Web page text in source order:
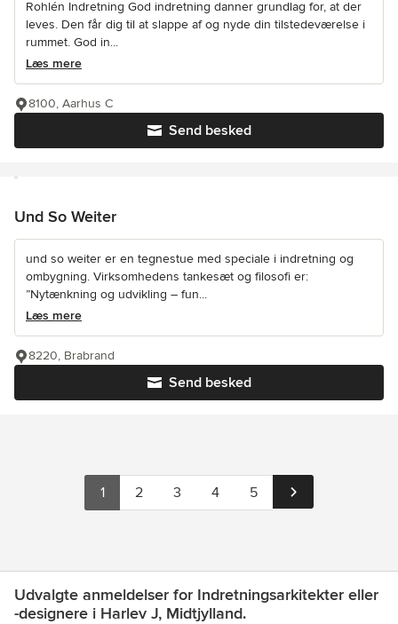
Rohlén Indretning God indretning danner grundlag for, at der
leves. Den får dig til at slappe af og nyde din tilstedeværelse i
rummet. God in...
Læs mere
Send besked
8100, Aarhus C
Und So Weiter
und so weiter er en tegnestue med speciale i indretning og
ombygning. Virksomhedens tankesæt og filosofi er:
”Nytænkning og udvikling – fun...
Læs mere
Send besked
8220, Brabrand
1 2 3 4 5
Udvalgte anmeldelser for Indretningsarkitekter eller
-designere i Harlev J, Midtjylland.